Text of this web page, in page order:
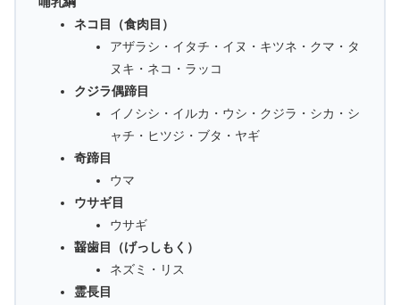
ネコ目（食肉目）
アザラシ・イタチ・イヌ・キツネ・クマ・タ
ヌキ・ネコ・ラッコ
クジラ偶蹄目
イノシシ・イルカ・ウシ・クジラ・シカ・シ
ャチ・ヒツジ・ブタ・ヤギ
奇蹄目
ウマ
ウサギ目
ウサギ
齧歯目（げっしもく）
ネズミ・リス
霊長目